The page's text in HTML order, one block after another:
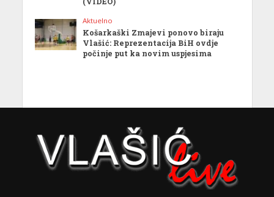
Aktuelno
Košarkaški Zmajevi ponovo biraju
Vlašić: Reprezentacija BiH ovdje
počinje put ka novim uspjesima